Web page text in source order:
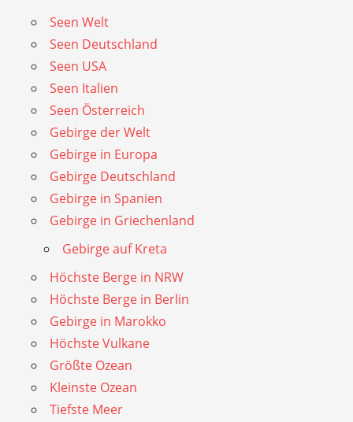
Seen Welt
Seen Deutschland
Seen USA
Seen Italien
Seen Österreich
Gebirge der Welt
Gebirge in Europa
Gebirge Deutschland
Gebirge in Spanien
Gebirge in Griechenland
Gebirge auf Kreta
Höchste Berge in NRW
Höchste Berge in Berlin
Gebirge in Marokko
Höchste Vulkane
Größte Ozean
Kleinste Ozean
Tiefste Meer